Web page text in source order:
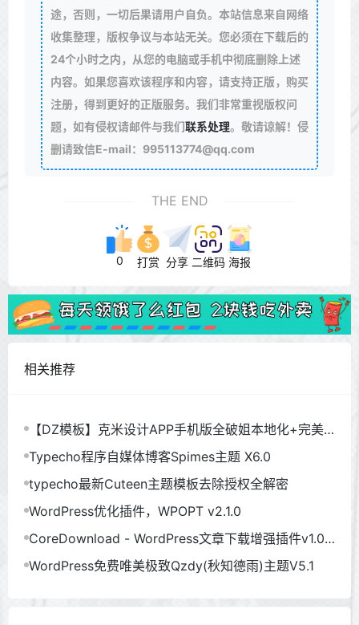
途，否则，一切后果请用户自负。本站信息来自网络
收集整理，版权争议与本站无关。您必须在下载后的
24个小时之内，从您的电脑或手机中彻底删除上述
内容。如果您喜欢该程序和内容，请支持正版，购买
注册，得到更好的正版服务。我们非常重视版权问
题，如有侵权请邮件与我们联系处理。敬请谅解！侵
删请致信E-mail：995113774@qq.com
THE END
0 打赏 分享 二维码 海报
相关推荐
【DZ模板】克米设计APP手机版全破姐本地化+完美
使用
Typecho程序自媒体博客Spimes主题 X6.0
typecho最新Cuteen主题模板去除授权全解密
WordPress优化插件，WPOPT v2.1.0
CoreDownload - WordPress文章下载增强插件v1.0.
WordPress免费唯美极致Qzdy(秋知德雨)主题V5.1